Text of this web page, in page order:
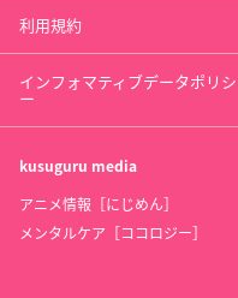
利用規約
インフォマティブデータポリシ
ー
kusuguru media
アニメ情報［にじめん］
メンタルケア［ココロジー］